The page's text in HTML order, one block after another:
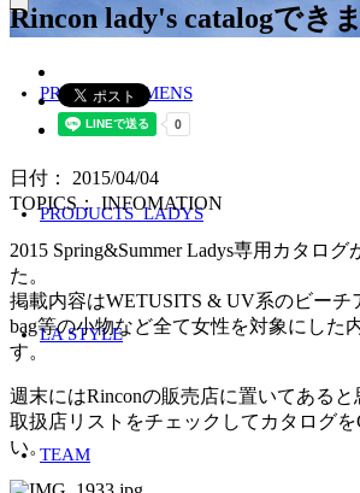
PRODUCTS_MENS
PRODUCTS_LADYS
LA STYLE
TEAM
Rincon lady's catalogでき
日付： 2015/04/04
TOPICS：INFOMATION
2015 Spring&Summer Ladys専用カタロ
た。
掲載内容はWETUSITS & UV系のビーチ
bag等の小物など全て女性を対象にした
す。
週末にはRinconの販売店に置いてある
取扱店リストをチェックしてカタログ
い。